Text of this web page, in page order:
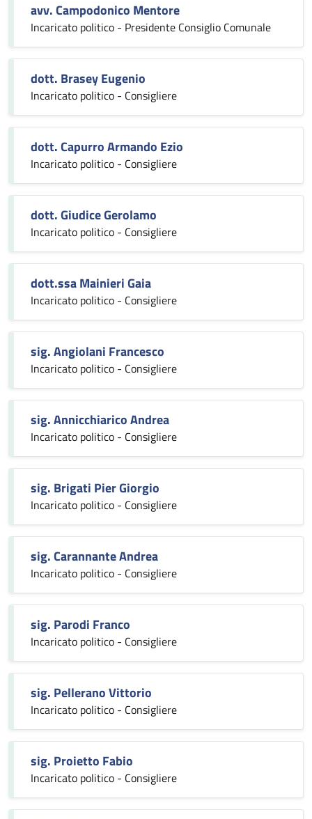
avv. Campodonico Mentore
Incaricato politico - Presidente Consiglio Comunale
dott. Brasey Eugenio
Incaricato politico - Consigliere
dott. Capurro Armando Ezio
Incaricato politico - Consigliere
dott. Giudice Gerolamo
Incaricato politico - Consigliere
dott.ssa Mainieri Gaia
Incaricato politico - Consigliere
sig. Angiolani Francesco
Incaricato politico - Consigliere
sig. Annicchiarico Andrea
Incaricato politico - Consigliere
sig. Brigati Pier Giorgio
Incaricato politico - Consigliere
sig. Carannante Andrea
Incaricato politico - Consigliere
sig. Parodi Franco
Incaricato politico - Consigliere
sig. Pellerano Vittorio
Incaricato politico - Consigliere
sig. Proietto Fabio
Incaricato politico - Consigliere